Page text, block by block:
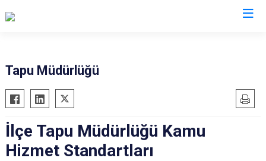
Ardeşen
Çamlıhemşin
Çayeli
Derepazarı
İyidere
Kalkandere
Tapu Müdürlüğü
İlçe Tapu Müdürlüğü Kamu
Hizmet Standartları